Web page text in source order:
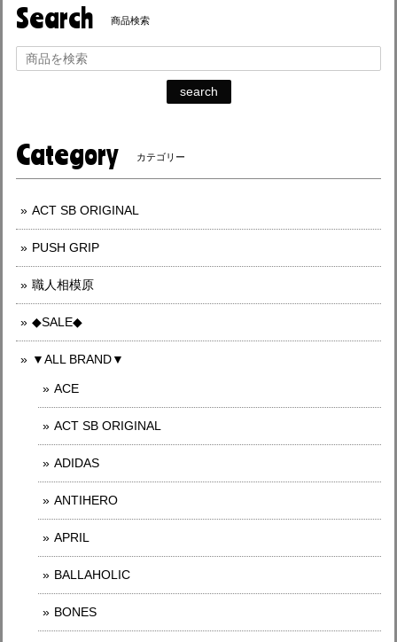
Search 商品検索
search
Category カテゴリー
ACT SB ORIGINAL
PUSH GRIP
職人相模原
◆SALE◆
▼ALL BRAND▼
ACE
ACT SB ORIGINAL
ADIDAS
ANTIHERO
APRIL
BALLAHOLIC
BONES